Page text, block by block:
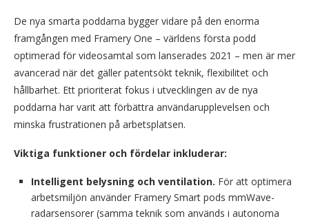
De nya smarta poddarna bygger vidare på den enorma
framgången med Framery One – världens första podd
optimerad för videosamtal som lanserades 2021 – men är mer
avancerad när det gäller patentsökt teknik, flexibilitet och
hållbarhet. Ett prioriterat fokus i utvecklingen av de nya
poddarna har varit att förbättra användarupplevelsen och
minska frustrationen på arbetsplatsen.
Viktiga funktioner och fördelar inkluderar:
Intelligent belysning och ventilation. För att optimera
arbetsmiljön använder Framery Smart pods mmWave-
radarsensorer (samma teknik som används i autonoma